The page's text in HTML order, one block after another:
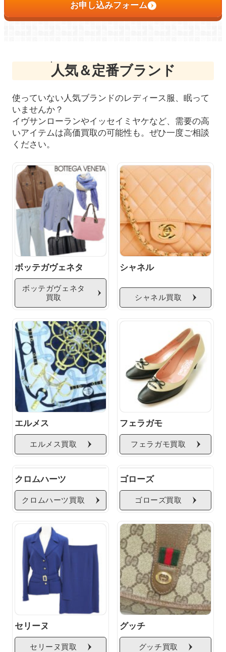
お申し込みフォーム
人気＆定番ブランド
使っていない人気ブランドのレディース服、眠って
いませんか？
イヴサンローランやイッセイミヤケなど、 需要の高
いアイテムは高価買取の可能性も。ぜひ一度ご相談
ください。
ボッテガヴェネタ
ボッテガヴェネタ
買取
シャネル
シャネル買取
エルメス
エルメス買取
フェラガモ
フェラガモ買取
クロムハーツ
クロムハーツ買取
ゴローズ
ゴローズ買取
セリーヌ
セリーヌ買取
グッチ
グッチ買取